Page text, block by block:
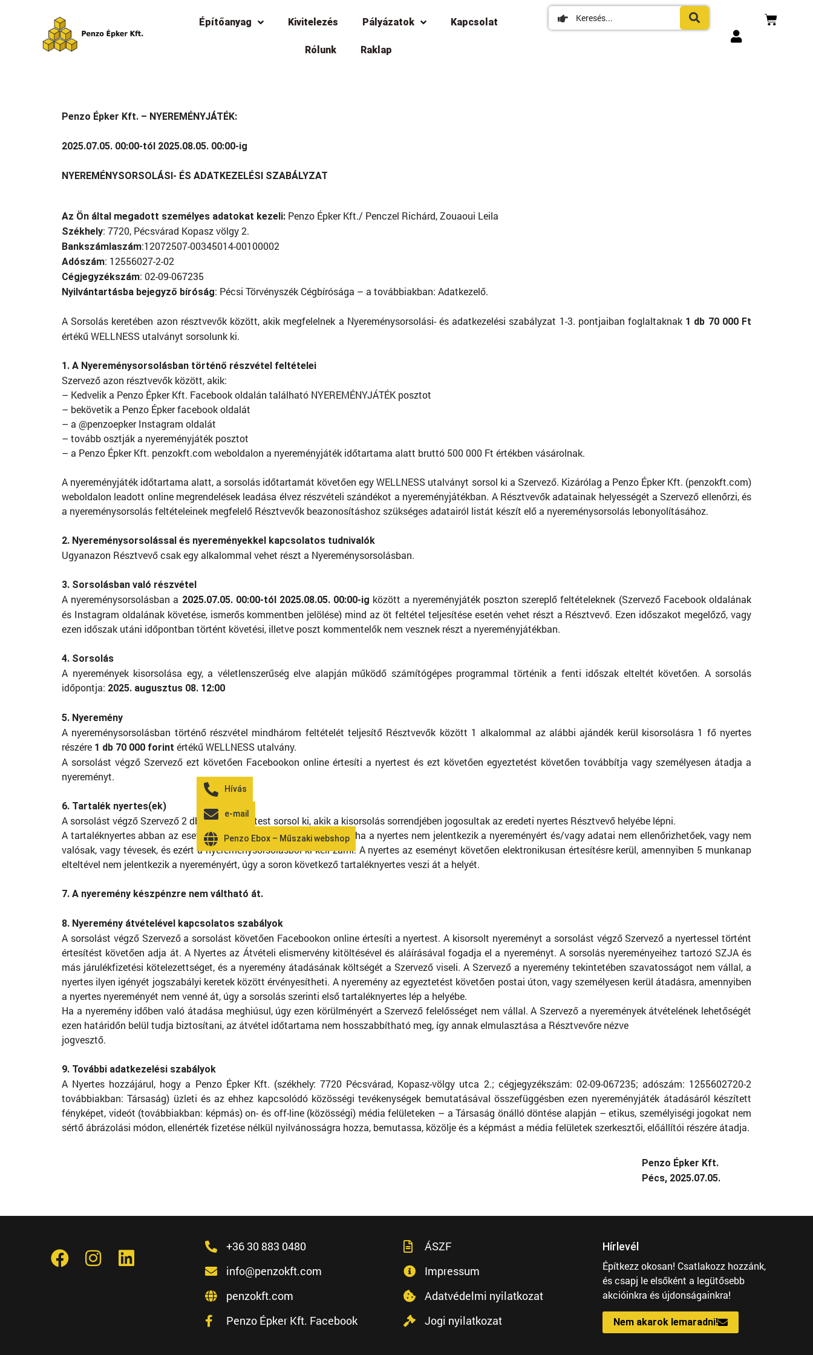
Építőanyag Kivitelezés Pályázatok Kapcsolat
Rólunk Raklap
Penzo Épker Kft. – NYEREMÉNYJÁTÉK:
2025.07.05. 00:00-tól 2025.08.05. 00:00-ig
NYEREMÉNYSORSOLÁSI- ÉS ADATKEZELÉSI SZABÁLYZAT
Az Ön által megadott személyes adatokat kezeli: Penzo Épker Kft./ Penczel Richárd, Zouaoui Leila
Székhely: 7720, Pécsvárad Kopasz völgy 2.
Bankszámlaszám:12072507-00345014-00100002
Adószám: 12556027-2-02
Cégjegyzékszám: 02-09-067235
Nyilvántartásba bejegyző bíróság: Pécsi Törvényszék Cégbírósága – a továbbiakban: Adatkezelő.
A Sorsolás keretében azon résztvevők között, akik megfelelnek a Nyereménysorsolási- és adatkezelési szabályzat 1-3. pontjaiban foglaltaknak 1 db 70 000 Ft
értékű WELLNESS utalványt sorsolunk ki.
1. A Nyereménysorsolásban történő részvétel feltételei
Szervező azon résztvevők között, akik:
– Kedvelik a Penzo Épker Kft. Facebook oldalán található NYEREMÉNYJÁTÉK posztot
– bekövetik a Penzo Épker facebook oldalát
– a @penzoepker Instagram oldalát
– tovább osztják a nyereményjáték posztot
– a Penzo Épker Kft. penzokft.com weboldalon a nyereményjáték időtartama alatt bruttó 500 000 Ft értékben vásárolnak.
A nyereményjáték időtartama alatt, a sorsolás időtartamát követően egy WELLNESS utalványt sorsol ki a Szervező. Kizárólag a Penzo Épker Kft. (penzokft.com)
weboldalon leadott online megrendelések leadása élvez részvételi szándékot a nyereményjátékban. A Résztvevők adatainak helyességét a Szervező ellenőrzi, és
a nyereménysorsolás feltételeinek megfelelő Résztvevők beazonosításhoz szükséges adatairól listát készít elő a nyereménysorsolás lebonyolításához.
2. Nyereménysorsolással és nyereményekkel kapcsolatos tudnivalók
Ugyanazon Résztvevő csak egy alkalommal vehet részt a Nyereménysorsolásban.
3. Sorsolásban való részvétel
A nyereménysorsolásban a 2025.07.05. 00:00-tól 2025.08.05. 00:00-ig között a nyereményjáték poszton szereplő feltételeknek (Szervező Facebook oldalának
és Instagram oldalának követése, ismerős kommentben jelölése) mind az öt feltétel teljesítése esetén vehet részt a Résztvevő. Ezen időszakot megelőző, vagy
ezen időszak utáni időpontban történt követési, illetve poszt kommentelők nem vesznek részt a nyereményjátékban.
4. Sorsolás
A nyeremények kisorsolása egy, a véletlenszerűség elve alapján működő számítógépes programmal történik a fenti időszak elteltét követően. A sorsolás
időpontja: 2025. augusztus 08. 12:00
5. Nyeremény
A nyereménysorsolásban történő részvétel mindhárom feltételét teljesítő Résztvevők között 1 alkalommal az alábbi ajándék kerül kisorsolásra 1 fő nyertes
részére 1 db 70 000 forint értékű WELLNESS utalvány.
A sorsolást végző Szervező ezt követően Facebookon online értesíti a nyertest és ezt követően egyeztetést követően továbbítja vagy személyesen átadja a
nyereményt.
6. Tartalék nyertes(ek)
A sorsolást végző Szervező 2 db tartaléknyertest sorsol ki, akik a kisorsolás sorrendjében jogosultak az eredeti nyertes Résztvevő helyébe lépni.
A tartaléknyertes abban az esetben válik jogosulttá a nyereményre, ha a nyertes nem jelentkezik a nyereményért és/vagy adatai nem ellenőrizhetőek, vagy nem
valósak, vagy tévesek, és ezért a nyereménysorsolásból ki kell zárni. A nyertes az eseményt követően elektronikusan értesítésre kerül, amennyiben 5 munkanap
elteltével nem jelentkezik a nyereményért, úgy a soron következő tartaléknyertes veszi át a helyét.
7. A nyeremény készpénzre nem váltható át.
8. Nyeremény átvételével kapcsolatos szabályok
A sorsolást végző Szervező a sorsolást követően Facebookon online értesíti a nyertest. A kisorsolt nyereményt a sorsolást végző Szervező a nyertessel történt
értesítést követően adja át. A Nyertes az Átvételi elismervény kitöltésével és aláírásával fogadja el a nyereményt. A sorsolás nyereményeihez tartozó SZJA és
más járulékfizetési kötelezettséget, és a nyeremény átadásának költségét a Szervező viseli. A Szervező a nyeremény tekintetében szavatosságot nem vállal, a
nyertes ilyen igényét jogszabályi keretek között érvényesítheti. A nyeremény az egyeztetést követően postai úton, vagy személyesen kerül átadásra, amennyiben
a nyertes nyereményét nem venné át, úgy a sorsolás szerinti első tartaléknyertes lép a helyébe.
Ha a nyeremény időben való átadása meghiúsul, úgy ezen körülményért a Szervező felelősséget nem vállal. A Szervező a nyeremények átvételének lehetőségét
ezen határidőn belül tudja biztosítani, az átvétel időtartama nem hosszabbítható meg, így annak elmulasztása a Résztvevőre nézve
jogvesztő.
9. További adatkezelési szabályok
A Nyertes hozzájárul, hogy a Penzo Épker Kft. (székhely: 7720 Pécsvárad, Kopasz-völgy utca 2.; cégjegyzékszám: 02-09-067235; adószám: 1255602720-2
továbbiakban: Társaság) üzleti és az ehhez kapcsolódó közösségi tevékenységek bemutatásával összefüggésben ezen nyereményjáték átadásáról készített
fényképet, videót (továbbiakban: képmás) on- és off-line (közösségi) média felületeken – a Társaság önálló döntése alapján – etikus, személyiségi jogokat nem
sértő ábrázolási módon, ellenérték fizetése nélkül nyilvánosságra hozza, bemutassa, közölje és a képmást a média felületek szerkesztői, előállítói részére átadja.
Penzo Épker Kft.
Pécs, 2025.07.05.
+36 30 883 0480
info@penzokft.com
penzokft.com
Penzo Épker Kft. Facebook
ÁSZF
Impressum
Adatvédelmi nyilatkozat
Jogi nyilatkozat
Hírlevél
Építkezz okosan! Csatlakozz hozzánk,
és csapj le elsőként a legütősebb
akcióinkra és újdonságainkra!
Nem akarok lemaradni!
Hívás
e-mail
Penzo Ebox – Műszaki webshop